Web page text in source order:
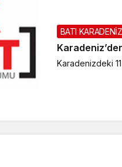
BATI KARADENİZ
Karadenizdeki